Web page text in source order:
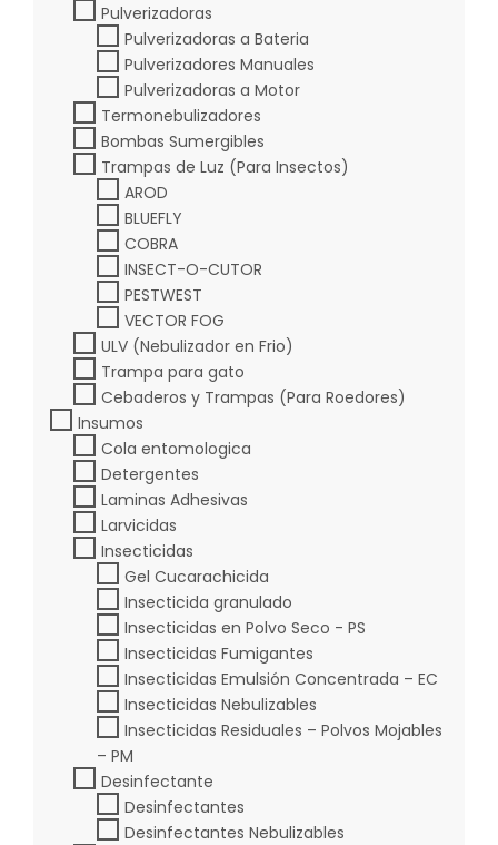
Pulverizadoras
Pulverizadoras a Bateria
Pulverizadores Manuales
Pulverizadoras a Motor
Termonebulizadores
Bombas Sumergibles
Trampas de Luz (Para Insectos)
AROD
BLUEFLY
COBRA
INSECT-O-CUTOR
PESTWEST
VECTOR FOG
ULV (Nebulizador en Frio)
Trampa para gato
Cebaderos y Trampas (Para Roedores)
Insumos
Cola entomologica
Detergentes
Laminas Adhesivas
Larvicidas
Insecticidas
Gel Cucarachicida
Insecticida granulado
Insecticidas en Polvo Seco - PS
Insecticidas Fumigantes
Insecticidas Emulsión Concentrada – EC
Insecticidas Nebulizables
Insecticidas Residuales – Polvos Mojables
– PM
Desinfectante
Desinfectantes
Desinfectantes Nebulizables